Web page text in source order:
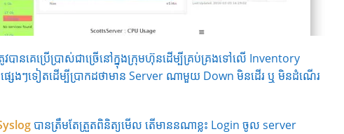
ានគេប្រើប្រាស់ជាច្រើនៅក្នុងក្រុមហ៊ុនដើម្បីគ្រប់គ្រងទៅលើ Inventory
សេងៗទៀតដើម្បីប្រាកដថាមាន Server ណាមួយ Down មិនដើរ ឬ មិនដំណើរ
បានត្រឹមតែត្រួតពិនិត្យមើល តើមាននណាខ្លះ Login ចូល server